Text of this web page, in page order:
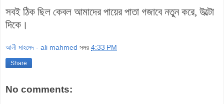
সবই ঠিক ছিল কেবল আমাদের পায়ের পাতা গজাবে নতুন করে, উল্টো
দিকে।
আলী মাহমেদ - ali mahmed সময় 4:33 PM
Share
No comments: